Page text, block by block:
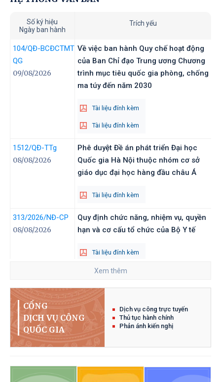
Số ký hiệu
Ngày ban hành
Trích yếu
104/QĐ-BCĐCTMT
QG
09/08/2026
Về việc ban hành Quy chế hoạt động
của Ban Chỉ đạo Trung ương Chương
trình mục tiêu quốc gia phòng, chống
ma túy đến năm 2030
Tài liệu đính kèm
Tài liệu đính kèm
1512/QĐ-TTg
08/08/2026
Phê duyệt Đề án phát triển Đại học
Quốc gia Hà Nội thuộc nhóm cơ sở
giáo dục đại học hàng đầu châu Á
Tài liệu đính kèm
313/2026/NĐ-CP
08/08/2026
Quy định chức năng, nhiệm vụ, quyền
hạn và cơ cấu tổ chức của Bộ Y tế
Tài liệu đính kèm
07/08/2026
Ban hành Danh mục trang thiết bị
bảo đảm cho huấn luyện, diễn tập,
ứng phó, khắc phục hậu quả trong
tình trạng khẩn cấp
Tài liệu đính kèm
/NQ-CP
Về Chương trình hành động của
Xem thêm
CỔNG
DỊCH VỤ CÔNG
QUỐC GIA
Dịch vụ công trực tuyến
Thủ tục hành chính
Phản ánh kiến nghị